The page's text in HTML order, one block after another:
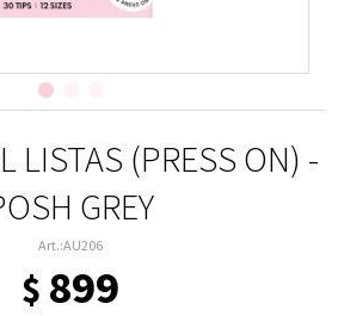
LISTAS (PRESS ON) -
GREY
AU206
$ 899